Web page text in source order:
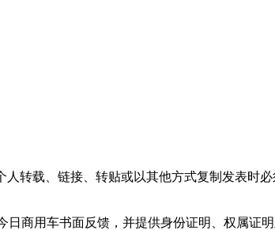
转载、链接、转贴或以其他方式复制发表时
商用车书面反馈，并提供身份证明、权属证